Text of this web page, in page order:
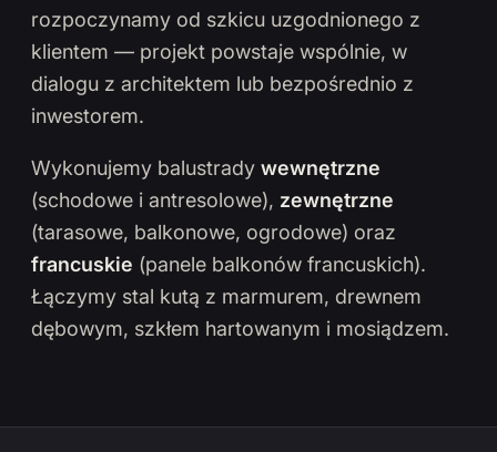
rozpoczynamy od szkicu uzgodnionego z
klientem — projekt powstaje wspólnie, w
dialogu z architektem lub bezpośrednio z
inwestorem.
Wykonujemy balustrady wewnętrzne
(schodowe i antresolowe), zewnętrzne
(tarasowe, balkonowe, ogrodowe) oraz
francuskie (panele balkonów francuskich).
Łączymy stal kutą z marmurem, drewnem
dębowym, szkłem hartowanym i mosiądzem.